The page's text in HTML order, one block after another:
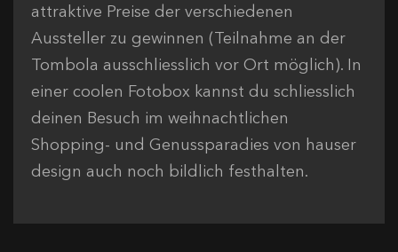
attraktive Preise der verschiedenen
Aussteller zu gewinnen (Teilnahme an der
Tombola ausschliesslich vor Ort möglich). In
einer coolen Fotobox kannst du schliesslich
deinen Besuch im weihnachtlichen
Shopping- und Genussparadies von hauser
design auch noch bildlich festhalten.